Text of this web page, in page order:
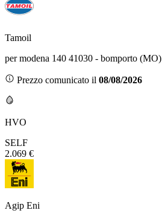
Tamoil
per modena 140 41030 - bomporto (MO)
Prezzo comunicato il 08/08/2026
HVO
SELF
2.069 €
Agip Eni